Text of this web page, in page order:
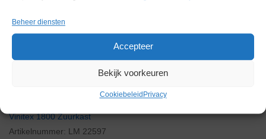
Beheer diensten
Accepteer
Bekijk voorkeuren
Cookiebeleid Privacy
Vinitex 1800 Zuurkast
Artikelnummer: LM 22597